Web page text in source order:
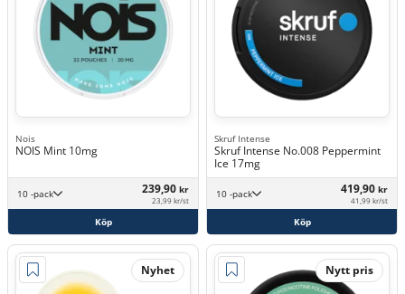
Nois
NOIS Mint 10mg
10 -pack 239,90 kr
23,99 kr/st
Köp
Skruf Intense
Skruf Intense No.008 Peppermint
Ice 17mg
10 -pack 419,90 kr
41,99 kr/st
Köp
Nyhet Nytt pris